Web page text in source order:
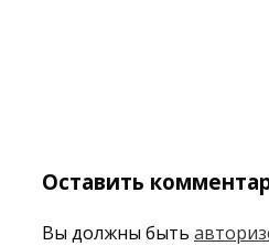
Оставить
Вы должны быть